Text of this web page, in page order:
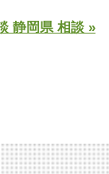
静岡県 相談 »